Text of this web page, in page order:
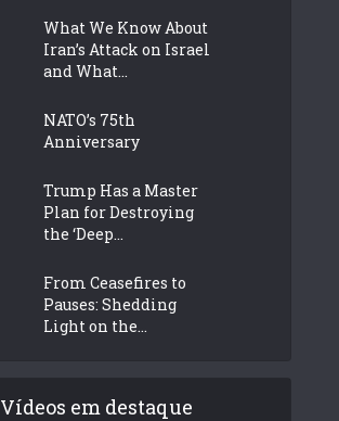
What We Know About
Iran’s Attack on Israel
and What...
NATO’s 75th
Anniversary
Trump Has a Master
Plan for Destroying
the ‘Deep...
From Ceasefires to
Pauses: Shedding
Light on the...
Vídeos em destaque